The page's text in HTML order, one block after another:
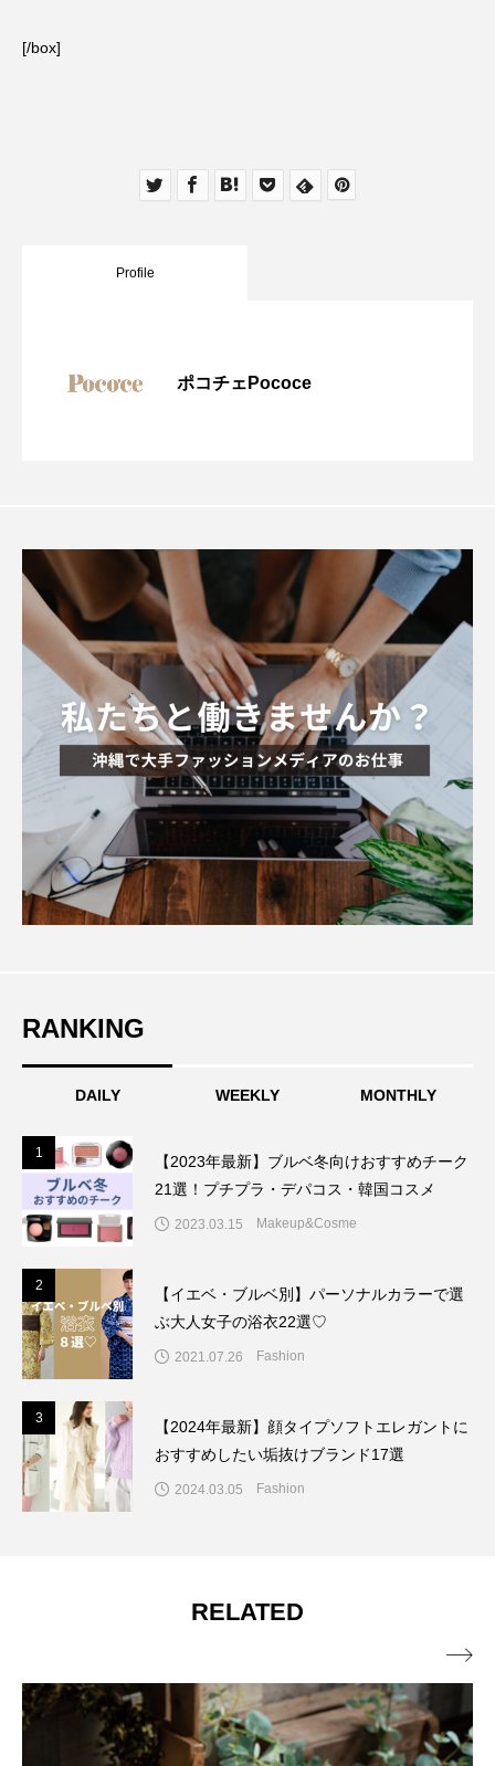
[/box]
Profile
ポコチェPococe
RANKING
DAILY WEEKLY MONTHLY
1
【2023年最新】ブルベ冬向けおすすめチーク
21選！プチプラ・デパコス・韓国コスメ
2023.03.15 Makeup&Cosme
2
【イエベ・ブルベ別】パーソナルカラーで選
ぶ大人女子の浴衣22選♡
2021.07.26 Fashion
3
【2024年最新】顔タイプソフトエレガントに
おすすめしたい垢抜けブランド17選
2024.03.05 Fashion
RELATED
